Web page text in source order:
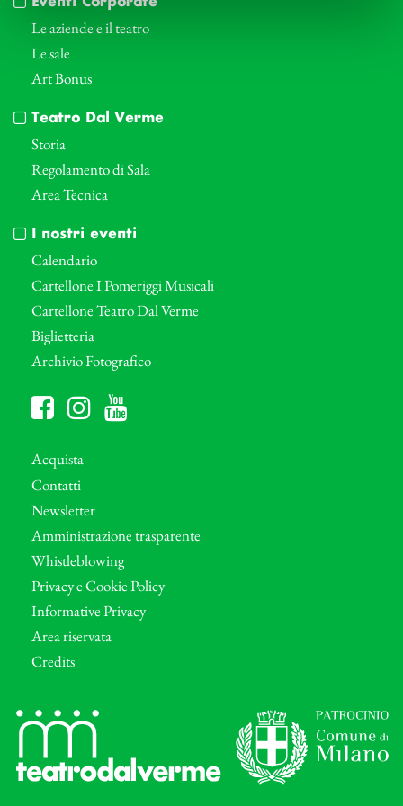
Le aziende e il teatro
Le sale
Art Bonus
Teatro Dal Verme
Storia
Regolamento di Sala
Area Tecnica
I nostri eventi
Calendario
Cartellone I Pomeriggi Musicali
Cartellone Teatro Dal Verme
Biglietteria
Archivio Fotografico
Acquista
Contatti
Newsletter
Amministrazione trasparente
Whistleblowing
Privacy e Cookie Policy
Informative Privacy
Area riservata
Credits